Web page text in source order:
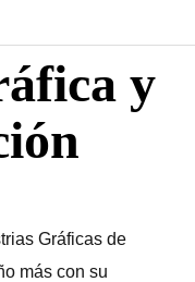
y
Gráficas de
más con su